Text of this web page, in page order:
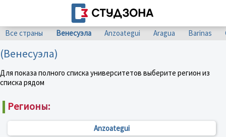
Все страны Венесуэла Anzoategui Aragua Barinas
(Венесуэла)
Для показа полного списка университетов выберите регион из
списка рядом
Регионы:
Anzoategui